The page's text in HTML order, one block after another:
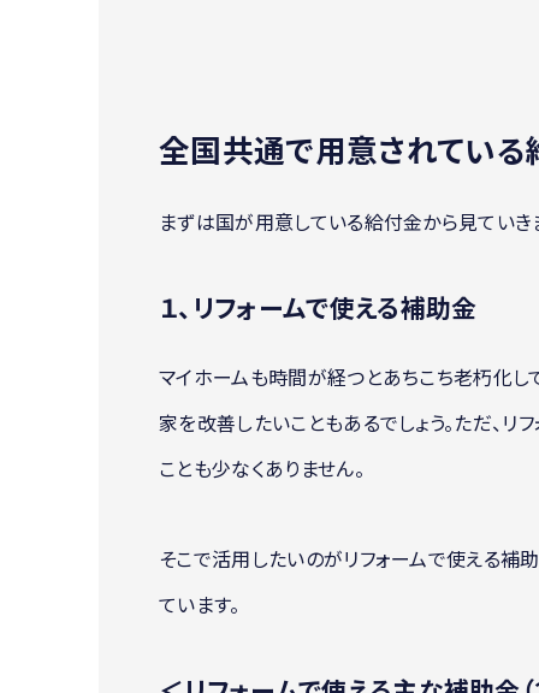
全国共通で用意されている
まずは国が用意している給付金から見ていき
１、リフォームで使える補助金
マイホームも時間が経つとあちこち老朽化し
家を改善したいこともあるでしょう。ただ、
ことも少なくありません。
そこで活用したいのがリフォームで使える補
ています。